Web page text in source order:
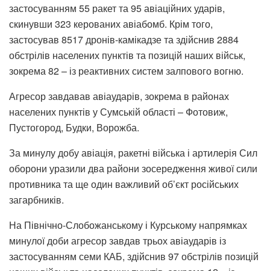
застосуванням 55 ракет та 95 авіаційних ударів,
скинувши 323 керованих авіабомб. Крім того,
застосував 8517 дронів-камікадзе та здійснив 2884
обстрілів населених пунктів та позицій наших військ,
зокрема 82 – із реактивних систем залпового вогню.
Агресор завдавав авіаударів, зокрема в районах
населених пунктів у Сумській області – Фотовиж,
Пустогород, Будки, Ворожба.
За минулу добу авіація, ракетні війська і артилерія Сил
оборони уразили два райони зосередження живої сили
противника та ще один важливий об’єкт російських
загарбників.
На Північно-Слобожанському і Курському напрямках
минулої доби агресор завдав трьох авіаударів із
застосуванням семи КАБ, здійснив 97 обстрілів позицій